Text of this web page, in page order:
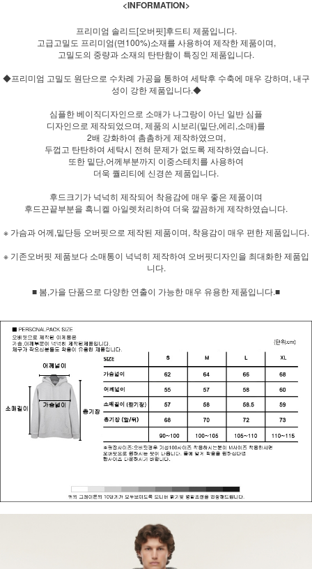
<INFORMATION>
프리미엄 솔리드[오버핏]후드티 제품입니다.
고급고밀도 프리미엄(면100%)소재를 사용하여 제작한 제품이며,
고밀도의 중량과 소재의 탄탄함이 특징인 제품입니다.
◆프리미엄 고밀도 원단으로 수차례 가공을 통하여 세탁후 수축에 매우 강하며, 내구
성이 강한 제품입니다.◆
심플한 베이직디자인으로 소매가 나그랑이 아닌 일반 심플
디자인으로 제작되었으며, 제품의 시보리(밑단,에리,소매)를
2배 강화하여 촘촘하게 제작하였으며,
두껍고 탄탄하여 세탁시 전혀 문제가 없도록 제작하였습니다.
또한 밑단,어께부분까지 이중스테치를 사용하여
더욱 퀄리티에 신경쓴 제품입니다.
후드크기가 넉넉히 제작되어 착용감에 매우 좋은 제품이며
후드끈끝부분을 흑니켈 아일렛처리하여 더욱 깔끔하게 제작하였습니다.
※ 가슴과 어께,밑단등 오버핏으로 제작된 제품이며, 착용감이 매우 편한 제품입니다.
※ 기존오버핏 제품보다 소매통이 넉넉히 제작하여 오버핏디자인을 최대화한 제품입
니다.
■ 봄,가을 단품으로 다양한 연출이 가능한 매우 유용한 제품입니다.■